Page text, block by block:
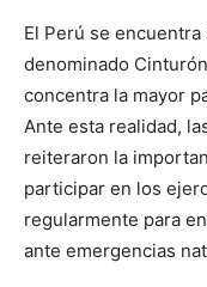
El Perú se
denominado
concentra la mayor
Ante esta realidad,
reiteraron la
participar en los
regularmente para
ante emergencias